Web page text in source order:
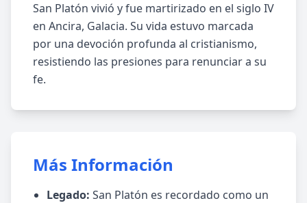
San Platón vivió y fue martirizado en el siglo IV
en Ancira, Galacia. Su vida estuvo marcada
por una devoción profunda al cristianismo,
resistiendo las presiones para renunciar a su
fe.
Más Información
Legado: San Platón es recordado como un